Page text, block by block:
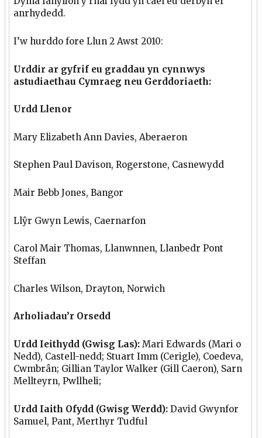
anrhydedd.
I’w hurddo fore Llun 2 Awst 2010:
Urddir ar gyfrif eu graddau yn cynnwys
astudiaethau Cymraeg neu Gerddoriaeth:
Urdd Llenor
Mary Elizabeth Ann Davies, Aberaeron
Stephen Paul Davison, Rogerstone, Casnewydd
Mair Bebb Jones, Bangor
Llŷr Gwyn Lewis, Caernarfon
Carol Mair Thomas, Llanwnnen, Llanbedr Pont
Steffan
Charles Wilson, Drayton, Norwich
Arholiadau’r Orsedd
Urdd Ieithydd (Gwisg Las):Mari Edwards (Mari o
Nedd), Castell-nedd; Stuart Imm (Cerigle), Coedeva,
Cwmbrân; Gillian Taylor Walker (Gill Caeron), Sarn
Mellteyrn, Pwllheli;
Urdd Iaith Ofydd (Gwisg Werdd):David Gwynfor
Samuel, Pant, Merthyr Tudful